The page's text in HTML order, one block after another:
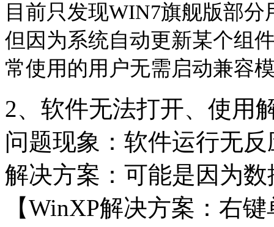
目前只发现WIN7旗舰版部
但因为系统自动更新某个组
常使用的用户无需启动兼容
2、软件无法打开、使用
问题现象：软件运行无
解决方案：可能是因为
【WinXP解决方案：右